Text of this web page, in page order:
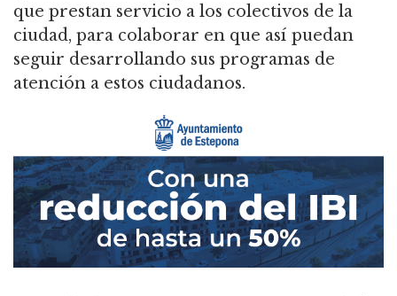
que prestan servicio a los colectivos de la
ciudad, para colaborar en que así puedan
seguir desarrollando sus programas de
atención a estos ciudadanos.